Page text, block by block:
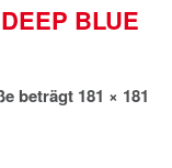
BLUE
beträgt 181 × 181